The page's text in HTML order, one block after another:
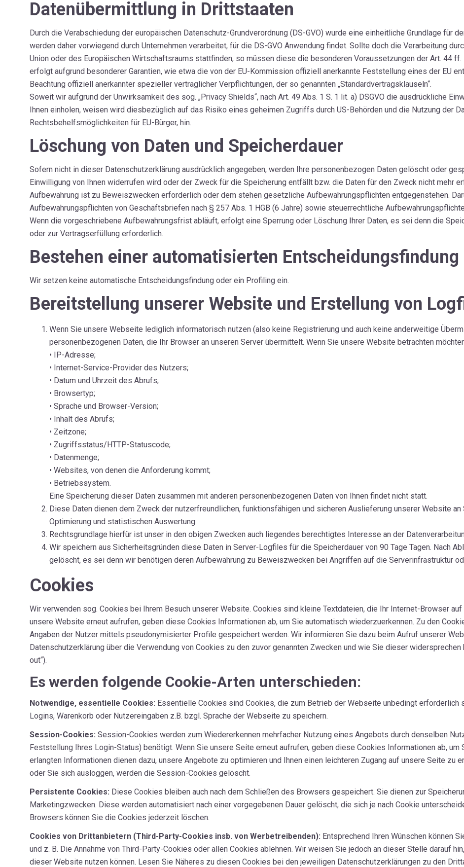
Datenübermittlung in Drittstaaten
Durch die Verabschiedung der europäischen Datenschutz-Grundverordnung (DS-GVO) wurde eine einheitliche Grundlage für
werden daher vorwiegend durch Unternehmen verarbeitet, für die DS-GVO Anwendung findet. Sollte doch die Verarbeitung
Union oder des Europäischen Wirtschaftsraums stattfinden, so müssen diese die besonderen Voraussetzungen der Art. 44
erfolgt aufgrund besonderer Garantien, wie etwa die von der EU-Kommission offiziell anerkannte Feststellung eines der EU
Beachtung offiziell anerkannter spezieller vertraglicher Verpflichtungen, der so genannten „Standardvertragsklauseln“.
Soweit wir aufgrund der Unwirksamkeit des sog. „Privacy Shields“, nach Art. 49 Abs. 1 S. 1 lit. a) DSGVO die ausdrückliche
Ihnen einholen, weisen wird diesbezüglich auf das Risiko eines geheimen Zugriffs durch US-Behörden und die Nutzung der
Rechtsbehelfsmöglichkeiten für EU-Bürger, hin.
Löschung von Daten und Speicherdauer
Sofern nicht in dieser Datenschutzerklärung ausdrücklich angegeben, werden Ihre personenbezogen Daten gelöscht oder
Einwilligung von Ihnen widerrufen wird oder der Zweck für die Speicherung entfällt bzw. die Daten für den Zweck nicht mehr
Aufbewahrung ist zu Beweiszwecken erforderlich oder dem stehen gesetzliche Aufbewahrungspflichten entgegenstehen.
Aufbewahrungspflichten von Geschäftsbriefen nach § 257 Abs. 1 HGB (6 Jahre) sowie steuerrechtliche
Wenn die vorgeschriebene Aufbewahrungsfrist abläuft, erfolgt eine Sperrung oder Löschung Ihrer Daten, es sei denn die
oder zur Vertragserfüllung erforderlich.
Bestehen einer automatisierten Entscheidungsfindung
Wir setzen keine automatische Entscheidungsfindung oder ein Profiling ein.
Bereitstellung unserer Website und Erstellung von
Wenn Sie unsere Webseite lediglich informatorisch nutzen (also keine Registrierung und auch keine anderweitige
personenbezogenen Daten, die Ihr Browser an unseren Server übermittelt. Wenn Sie unsere Website betrachten
• IP-Adresse;
• Internet-Service-Provider des Nutzers;
• Datum und Uhrzeit des Abrufs;
• Browsertyp;
• Sprache und Browser-Version;
• Inhalt des Abrufs;
• Zeitzone;
• Zugriffsstatus/HTTP-Statuscode;
• Datenmenge;
• Websites, von denen die Anforderung kommt;
• Betriebssystem.
Eine Speicherung dieser Daten zusammen mit anderen personenbezogenen Daten von Ihnen findet nicht statt.
Diese Daten dienen dem Zweck der nutzerfreundlichen, funktionsfähigen und sicheren Auslieferung unserer Website
Optimierung und statistischen Auswertung.
Rechtsgrundlage hierfür ist unser in den obigen Zwecken auch liegendes berechtigtes Interesse an der
Wir speichern aus Sicherheitsgründen diese Daten in Server-Logfiles für die Speicherdauer von 90 Tage Tagen. Nach
gelöscht, es sei denn wir benötigen deren Aufbewahrung zu Beweiszwecken bei Angriffen auf die Serverinfrastruktur
Cookies
Wir verwenden sog. Cookies bei Ihrem Besuch unserer Website. Cookies sind kleine Textdateien, die Ihr Internet-Browser
unsere Website erneut aufrufen, geben diese Cookies Informationen ab, um Sie automatisch wiederzuerkennen. Zu den
Angaben der Nutzer mittels pseudonymisierter Profile gespeichert werden. Wir informieren Sie dazu beim Aufruf unserer
Datenschutzerklärung über die Verwendung von Cookies zu den zuvor genannten Zwecken und wie Sie dieser widersprechen
out“).
Es werden folgende Cookie-Arten unterschieden:
Notwendige, essentielle Cookies: Essentielle Cookies sind Cookies, die zum Betrieb der Webseite unbedingt erforderlich
Logins, Warenkorb oder Nutzereingaben z.B. bzgl. Sprache der Webseite zu speichern.
Session-Cookies: Session-Cookies werden zum Wiedererkennen mehrfacher Nutzung eines Angebots durch denselben
Feststellung Ihres Login-Status) benötigt. Wenn Sie unsere Seite erneut aufrufen, geben diese Cookies Informationen ab,
erlangten Informationen dienen dazu, unsere Angebote zu optimieren und Ihnen einen leichteren Zugang auf unsere Seite zu
oder Sie sich ausloggen, werden die Session-Cookies gelöscht.
Persistente Cookies: Diese Cookies bleiben auch nach dem Schließen des Browsers gespeichert. Sie dienen zur
Marketingzwecken. Diese werden automatisiert nach einer vorgegebenen Dauer gelöscht, die sich je nach Cookie
Browsers können Sie die Cookies jederzeit löschen.
Cookies von Drittanbietern (Third-Party-Cookies insb. von Werbetreibenden): Entsprechend Ihren Wünschen können
und z. B. Die Annahme von Third-Party-Cookies oder allen Cookies ablehnen. Wir weisen Sie jedoch an dieser Stelle darauf
dieser Website nutzen können. Lesen Sie Näheres zu diesen Cookies bei den jeweiligen Datenschutzerklärungen zu den